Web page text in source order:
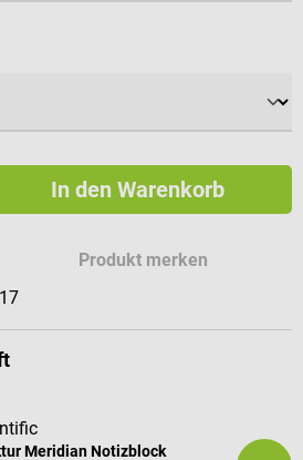
In den Warenkorb
Produkt merken
Meridian Notizblock